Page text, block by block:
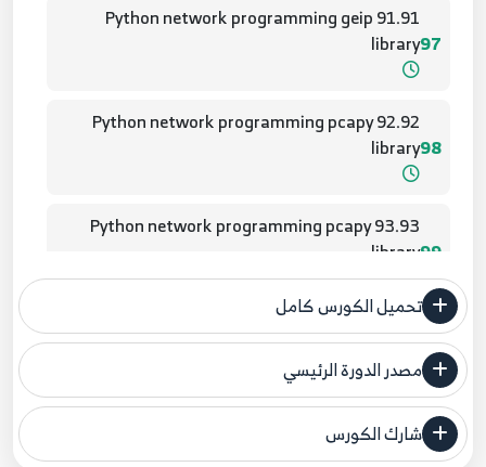
97
91.91 Python network programming geip
library
98
92.92 Python network programming pcapy
library
99
93.93 Python network programming pcapy
library
100
94.94 Python network programming pcapy
101
95.95 Python network programming pcapy
library
تحميل الكورس كامل
مصدر الدورة الرئيسي
فنحن لا ندعي ملكية أي دورة ولهذا نضع المصدر الأصلي لكم
شارك الكورس